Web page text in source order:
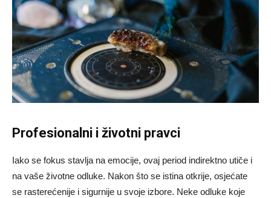
Profesionalni i životni pravci
Iako se fokus stavlja na emocije, ovaj period indirektno utiče i
na vaše životne odluke. Nakon što se istina otkrije, osjećate
se rasterećenije i sigurnije u svoje izbore. Neke odluke koje